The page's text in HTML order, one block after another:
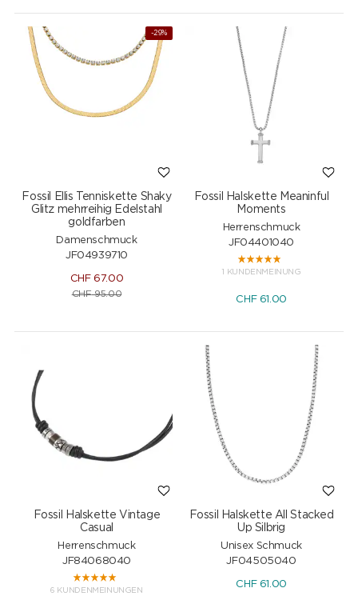
-29%
Fossil Ellis Tenniskette Shaky
Glitz mehrreihig Edelstahl
goldfarben
Damenschmuck
JF04939710
CHF67.00
CHF95.00
Fossil Halskette Meaninful
Moments
Herrenschmuck
JF04401040
1 KUNDENMEINUNG
CHF61.00
Fossil Halskette Vintage
Casual
Herrenschmuck
JF84068040
6 KUNDENMEINUNGEN
Fossil Halskette All Stacked
Up Silbrig
Unisex Schmuck
JF04505040
CHF61.00